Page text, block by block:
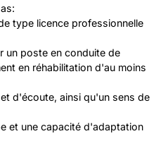
type licence professionnelle
un poste en conduite de
en réhabilitation d'au moins
d'écoute, ainsi qu'un sens de
et une capacité d'adaptation